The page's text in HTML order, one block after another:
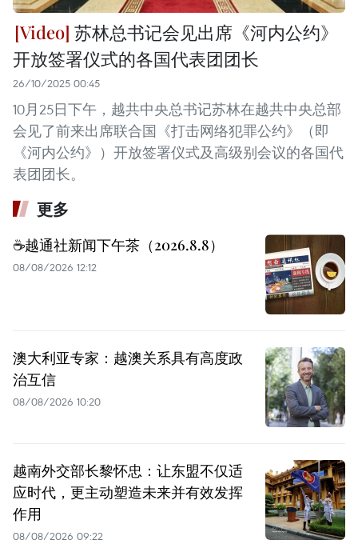
苏林总书记会见出席《河内公约》
开放签署仪式的各国代表团团长
26/10/2025 00:45
10月25日下午，越共中央总书记苏林在越共中央总部
会见了前来出席联合国《打击网络犯罪公约》（即
《河内公约》）开放签署仪式及高级别会议的各国代
表团团长。
更多
☕️越通社新闻下午茶（2026.8.8）
08/08/2026 12:12
澳大利亚专家：越澳关系具有高度政
治互信
08/08/2026 10:20
越南外交部长黎怀忠：让东盟不仅适
应时代，更主动塑造未来并有效发挥
作用
08/08/2026 09:22